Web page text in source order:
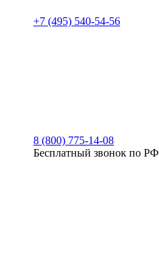
+7 (495) 540-54-56
8 (800) 775-14-08
Бесплатный звонок по РФ